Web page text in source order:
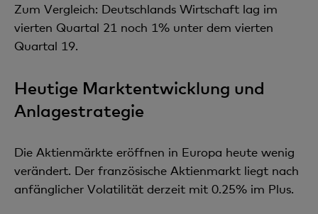
Zum Vergleich: Deutschlands Wirtschaft lag im
vierten Quartal 21 noch 1% unter dem vierten
Quartal 19.
Heutige Marktentwicklung und
Anlagestrategie
Die Aktienmärkte eröffnen in Europa heute wenig
verändert. Der französische Aktienmarkt liegt nach
anfänglicher Volatilität derzeit mit 0.25% im Plus.